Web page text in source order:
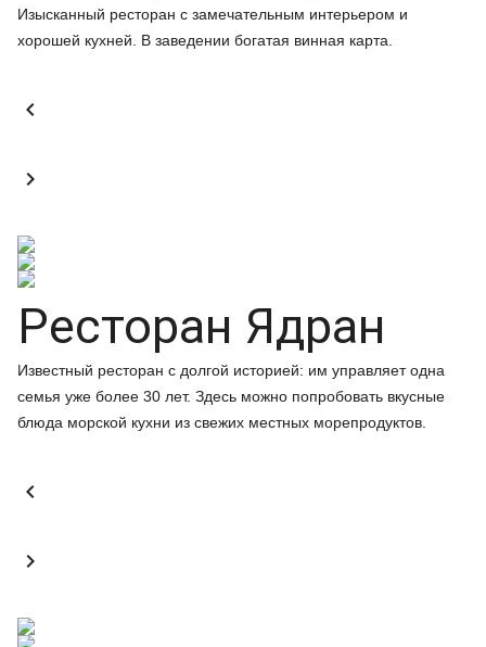
Изысканный ресторан с замечательным интерьером и
хорошей кухней. В заведении богатая винная карта.


Ресторан Ядран
Известный ресторан с долгой историей: им управляет одна
семья уже более 30 лет. Здесь можно попробовать вкусные
блюда морской кухни из свежих местных морепродуктов.

